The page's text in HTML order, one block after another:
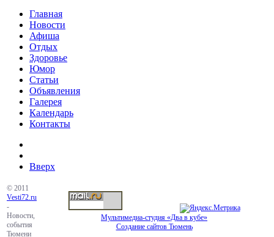
Главная
Новости
Афиша
Отдых
Здоровье
Юмор
Статьи
Объявления
Галерея
Календарь
Контакты
Вверх
© 2011
Vesti72.ru
-
Новости,
события
Тюмени
Мультимедиа-студия «Два в кубе»
Создание сайтов Тюмень